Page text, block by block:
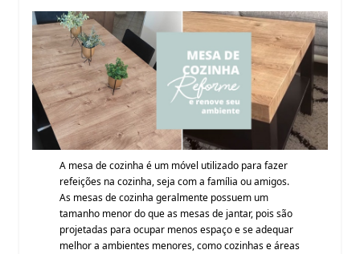
A mesa de cozinha é um móvel utilizado para fazer
refeições na cozinha, seja com a família ou amigos.
As mesas de cozinha geralmente possuem um
tamanho menor do que as mesas de jantar, pois são
projetadas para ocupar menos espaço e se adequar
melhor a ambientes menores, como cozinhas e áreas